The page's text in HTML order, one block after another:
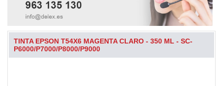
TINTA EPSON T54X6 MAGENTA CLARO - 350 ML - SC-
P6000/P7000/P8000/P9000